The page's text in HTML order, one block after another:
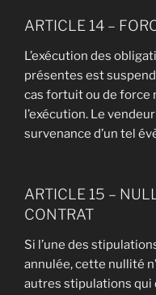
ARTICLE 14 –
L’exécution des
présentes est
cas fortuit ou de force
l’exécution. Le
survenance d’un tel
ARTICLE 15 –
CONTRAT
Si l’une des
annulée, cette nullité
autres stipulations